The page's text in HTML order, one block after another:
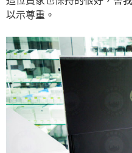
以示尊重。